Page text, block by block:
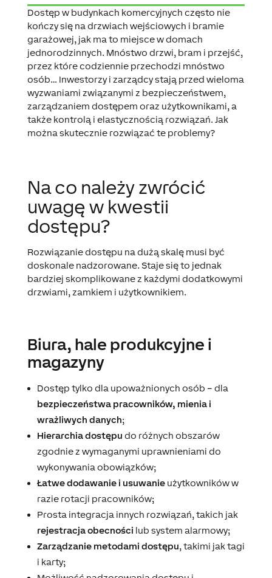
Dostęp w budynkach komercyjnych często nie
kończy się na drzwiach wejściowych i bramie
garażowej, jak ma to miejsce w domach
jednorodzinnych. Mnóstwo drzwi, bram i przejść,
przez które codziennie przechodzi mnóstwo
osób… Inwestorzy i zarządcy stają przed wieloma
wyzwaniami związanymi z bezpieczeństwem,
zarządzaniem dostępem oraz użytkownikami, a
także kontrolą i elastycznością rozwiązań. Jak
można skutecznie rozwiązać te problemy?
Na co należy zwrócić
uwagę w kwestii
dostępu?
Rozwiązanie dostępu na dużą skalę musi być
doskonale nadzorowane. Staje się to jednak
bardziej skomplikowane z każdymi dodatkowymi
drzwiami, zamkiem i użytkownikiem.
Biura, hale produkcyjne i
magazyny
Dostęp tylko dla upoważnionych osób – dla
bezpieczeństwa pracowników, mienia i
wrażliwych danych;
Hierarchia dostępu do różnych obszarów
zgodnie z wymaganymi uprawnieniami do
wykonywania obowiązków;
Łatwe dodawanie i usuwanieużytkowników w
razie rotacji pracowników;
Prosta integracja innych rozwiązań, takich jak
rejestracja obecności lub system alarmowy;
Zarządzanie metodami dostępu, takimi jak tagi
i karty;